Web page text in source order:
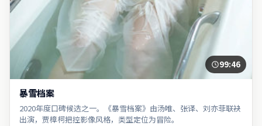
99:46
暴雪档案
2020年度口碑候选之一。《暴雪档案》由汤唯、张译、刘亦菲联袂
出演，贾樟柯把控影像风格，类型定位为冒险。